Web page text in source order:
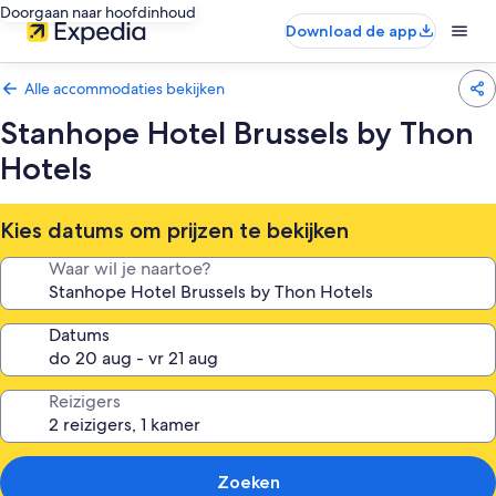
Doorgaan naar hoofdinhoud
Download de app
Alle accommodaties bekijken
Stanhope Hotel Brussels by Thon
Hotels
Kies datums om prijzen te bekijken
Waar wil je naartoe?
Datums
Reizigers
Zoeken